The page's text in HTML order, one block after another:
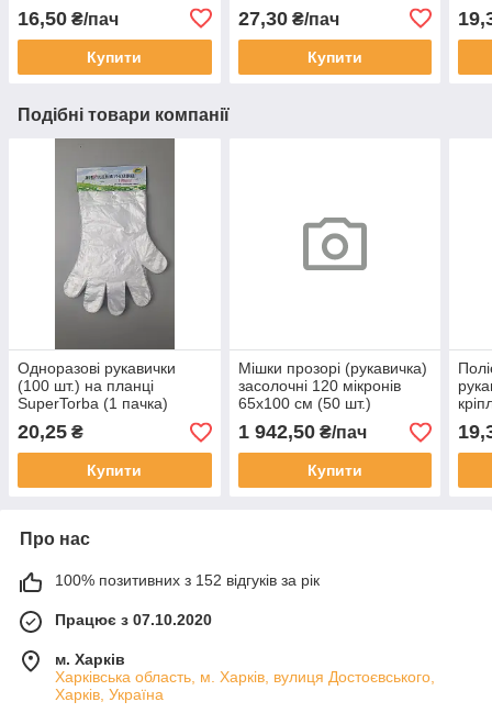
16,50 ₴/пач
Купити
27,30₴/пач
Купити
Подібні товари компанії
Одноразові рукавички
(100 шт.) на планці
SuperTorba (1 пачка)
20,25 ₴
Купити
Мішки прозорі (рукавичка)
засолочні 120 мікронів
65х100 см (50 шт.)
1 942,50₴/пач
Купити
Про нас
100% позитивних з 152 відгуків за рік
Працює з 07.10.2020
м. Харків
Харківська область, м. Харків, вулиця Достоєвського,
Харків, Україна